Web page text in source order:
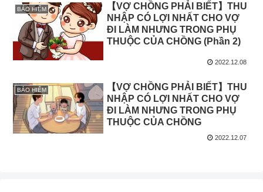
BẢO HIỂM
【VỢ CHỒNG PHẢI BIẾT】THU
NHẬP CÓ LỢI NHẤT CHO VỢ
ĐI LÀM NHƯNG TRONG PHỤ
THUỘC CỦA CHỒNG (Phần 2)
2022.12.08
BẢO HIỂM
【VỢ CHỒNG PHẢI BIẾT】THU
NHẬP CÓ LỢI NHẤT CHO VỢ
ĐI LÀM NHƯNG TRONG PHỤ
THUỘC CỦA CHỒNG
2022.12.07